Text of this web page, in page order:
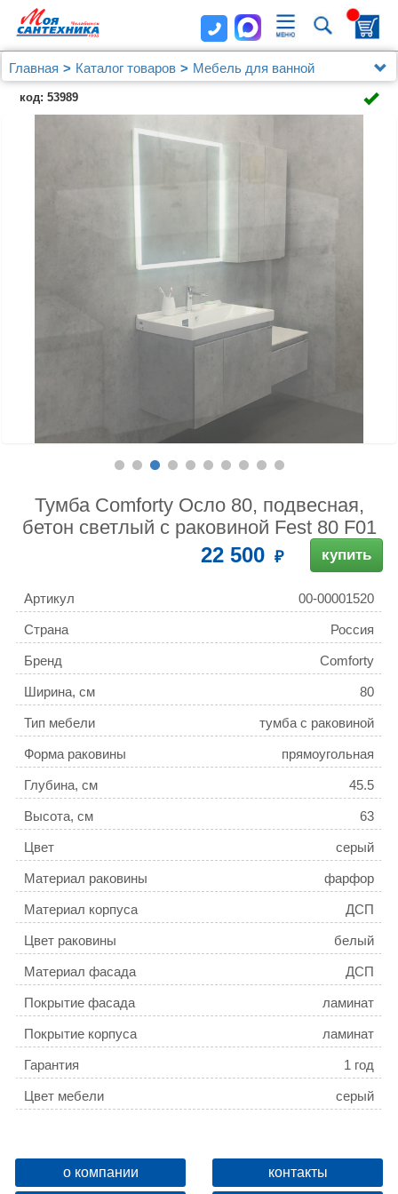
Главная Каталог товаров
Мебель для ванной
Мебель 80 - 99 cм.
Тумба Comforty Осло 80, подвесная, бетон светлый с
раковиной Fest 80 F01
код: 53989
Тумба Comforty Осло 80, подвесная,
бетон светлый с раковиной Fest 80 F01
22 500 купить
Артикул 00-00001520
Страна Россия
Бренд Comforty
Ширина, см 80
Тип мебели тумба с раковиной
Форма раковины прямоугольная
Глубина, см 45.5
Высота, см 63
Цвет серый
Материал раковины фарфор
Материал корпуса ДСП
Цвет раковины белый
Материал фасада ДСП
Покрытие фасада ламинат
Покрытие корпуса ламинат
Гарантия 1 год
Цвет мебели серый
о компании контакты